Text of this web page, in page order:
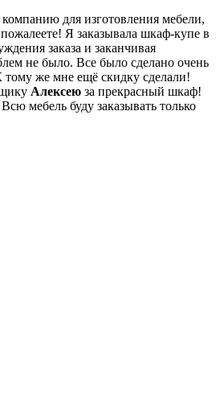
для изготовления мебели,
Я заказывала шкаф-купе в
заказа и заканчивая
не было. Все было сделано очень
тому же мне ещё скидку сделали!
Алексею за прекрасный шкаф!
мебель буду заказывать только